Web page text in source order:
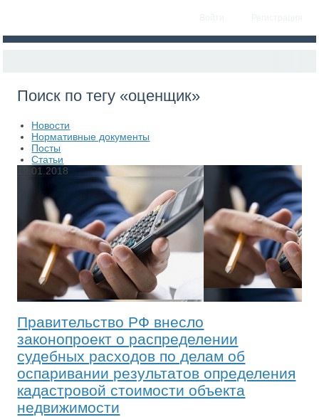
Поиск по тегу «оценщик»
Новости
Нормативные документы
Посты
Статьи
19.01.2018
Правительство РФ внесло
законопроект о распределении
судебных расходов по делам об
оспаривании результатов определения
кадастровой стоимости объекта
недвижимости